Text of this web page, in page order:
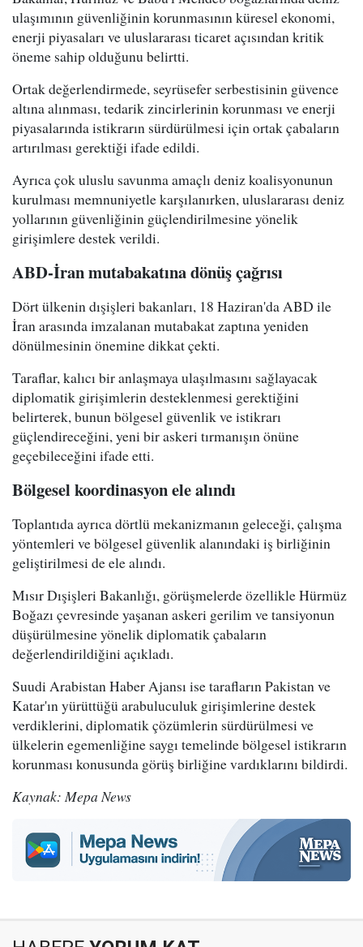
ulaşımının güvenliğinin korunmasının küresel ekonomi,
enerji piyasaları ve uluslararası ticaret açısından kritik
öneme sahip olduğunu belirtti.
Ortak değerlendirmede, seyrüsefer serbestisinin güvence
altına alınması, tedarik zincirlerinin korunması ve enerji
piyasalarında istikrarın sürdürülmesi için ortak çabaların
artırılması gerektiği ifade edildi.
Ayrıca çok uluslu savunma amaçlı deniz koalisyonunun
kurulması memnuniyetle karşılanırken, uluslararası deniz
yollarının güvenliğinin güçlendirilmesine yönelik
girişimlere destek verildi.
ABD-İran mutabakatına dönüş çağrısı
Dört ülkenin dışişleri bakanları, 18 Haziran'da ABD ile
İran arasında imzalanan mutabakat zaptına yeniden
dönülmesinin önemine dikkat çekti.
Taraflar, kalıcı bir anlaşmaya ulaşılmasını sağlayacak
diplomatik girişimlerin desteklenmesi gerektiğini
belirterek, bunun bölgesel güvenlik ve istikrarı
güçlendireceğini, yeni bir askeri tırmanışın önüne
geçebileceğini ifade etti.
Bölgesel koordinasyon ele alındı
Toplantıda ayrıca dörtlü mekanizmanın geleceği, çalışma
yöntemleri ve bölgesel güvenlik alanındaki iş birliğinin
geliştirilmesi de ele alındı.
Mısır Dışişleri Bakanlığı, görüşmelerde özellikle Hürmüz
Boğazı çevresinde yaşanan askeri gerilim ve tansiyonun
düşürülmesine yönelik diplomatik çabaların
değerlendirildiğini açıkladı.
Suudi Arabistan Haber Ajansı ise tarafların Pakistan ve
Katar'ın yürüttüğü arabuluculuk girişimlerine destek
verdiklerini, diplomatik çözümlerin sürdürülmesi ve
ülkelerin egemenliğine saygı temelinde bölgesel istikrarın
korunması konusunda görüş birliğine vardıklarını bildirdi.
Kaynak: Mepa News